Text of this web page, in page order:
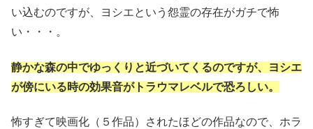
い込むのですが、ヨシエという怨霊の存在がガチで怖
い・・・。
静かな森の中でゆっくりと近づいてくるのですが、ヨシエ
が傍にいる時の効果音がトラウマレベルで恐ろしい。
怖すぎて映画化（５作品）されたほどの作品なので、ホラ